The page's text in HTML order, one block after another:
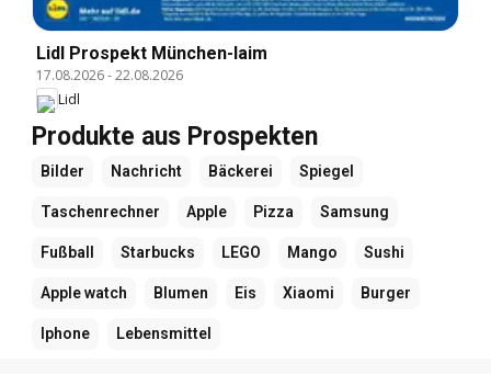
Lidl Prospekt München-laim
17.08.2026-22.08.2026
Lidl
Produkte aus Prospekten
Bilder Nachricht Bäckerei Spiegel
Taschenrechner Apple Pizza Samsung
Fußball Starbucks LEGO Mango Sushi
Apple watch Blumen Eis Xiaomi Burger
Iphone Lebensmittel